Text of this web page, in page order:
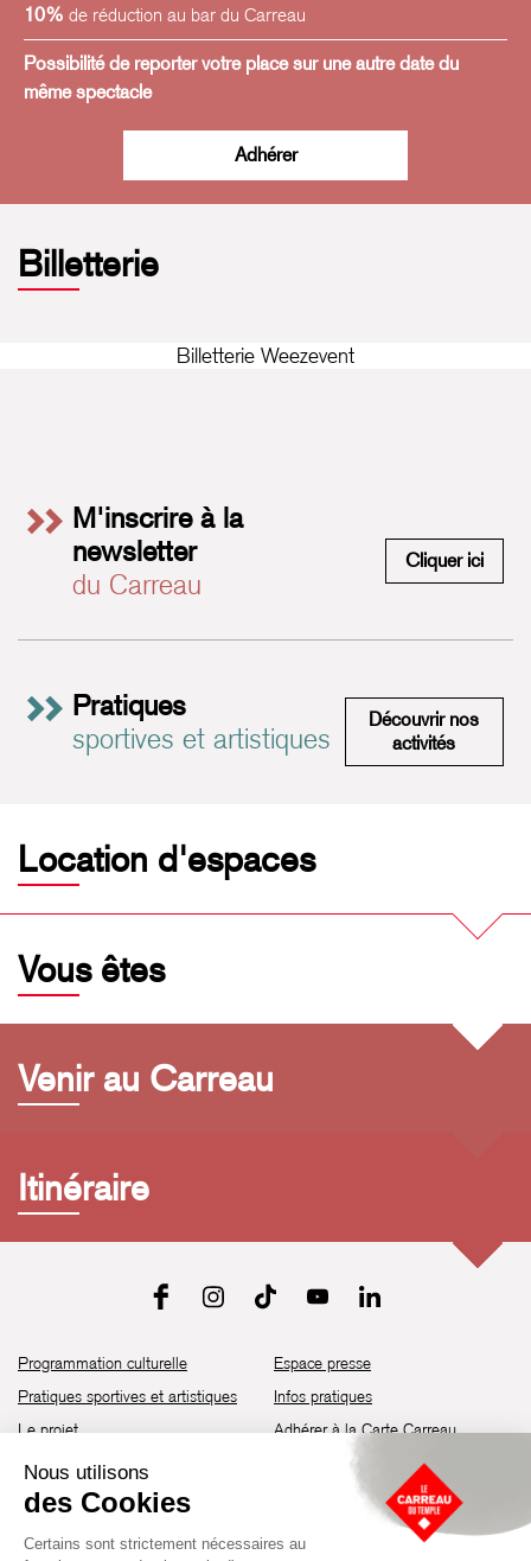
10% de réduction au bar du Carreau
Possibilité de reporter votre place sur une autre date du
même spectacle
Adhérer
Billetterie
Billetterie Weezevent
M'inscrire à la
newsletter
du Carreau
Cliquer ici
Pratiques
sportives et artistiques
Découvrir nos
activités
Location d'espaces
Vous êtes
Venir au Carreau
Itinéraire
Programmation culturelle
Pratiques sportives et artistiques
Le projet
Brochure de saison 25-26
Découvrir les espaces
Espace presse
Infos pratiques
Adhérer à la Carte Carreau